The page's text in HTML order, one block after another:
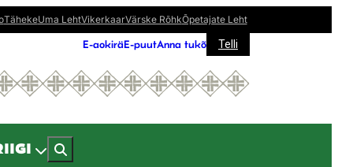
TähekeUma LehtVikerkaarVärske RõhkÕpetajate Leht
E-aokiräE-puutAnna tukõ Telli